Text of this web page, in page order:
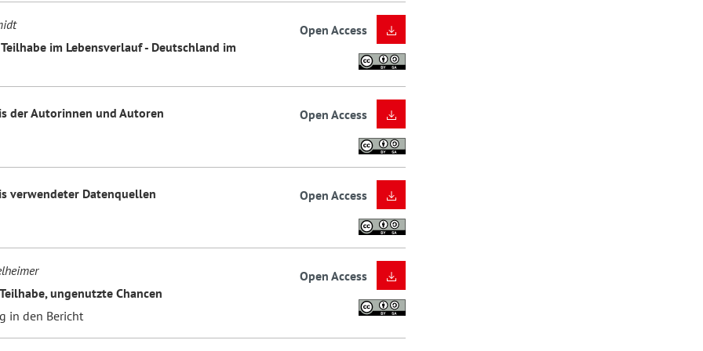
im Lebensverlauf - Deutschland im
Open Access
der Autorinnen und Autoren Open Access
verwendeter Datenquellen Open Access
ungenutzte Chancen
in den Bericht
Open Access